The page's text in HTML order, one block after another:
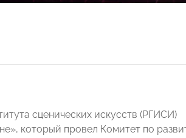
сценических искусств (РГИСИ)
который провел Комитет по